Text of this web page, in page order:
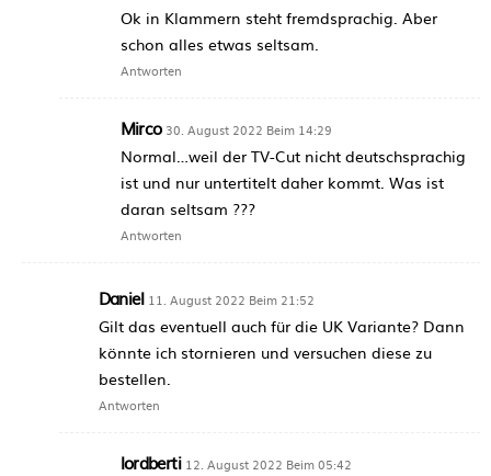
Ok in Klammern steht fremdsprachig. Aber
schon alles etwas seltsam.
Antworten
Mirco 30. August 2022 Beim 14:29
Normal…weil der TV-Cut nicht deutschsprachig
ist und nur untertitelt daher kommt. Was ist
daran seltsam ???
Antworten
Daniel 11. August 2022 Beim 21:52
Gilt das eventuell auch für die UK Variante? Dann
könnte ich stornieren und versuchen diese zu
bestellen.
Antworten
lordberti 12. August 2022 Beim 05:42